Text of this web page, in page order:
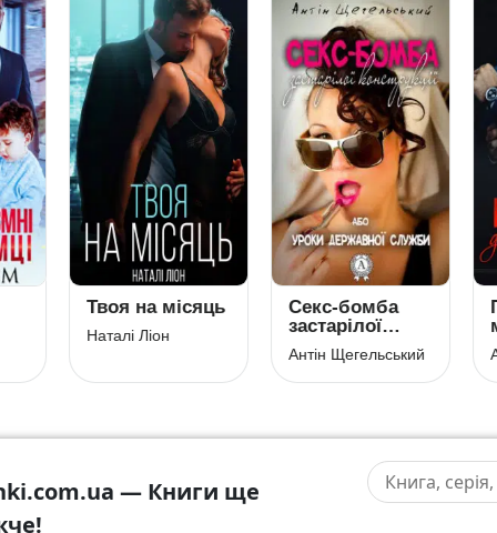
на місяць
Ліон
Секс-бомба
або Уроки
державної
Антін Щегельський
Помічниця
мільйонера
Аріна Вільде
— Книги ще